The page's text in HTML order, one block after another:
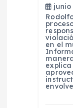
junio
en el
explica